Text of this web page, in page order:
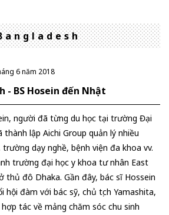
6 năm 2018
- BS Hosein đến Nhật
người đã từng du học tại trường Đại
lập Aichi Group quản lý nhiều
dạy nghề, bệnh viện đa khoa vv.
trường đại học y khoa tư nhân East
thủ đô Dhaka. Gần đây, bác sĩ Hossein
hội đàm với bác sỹ, chủ tịch Yamashita,
tác về mảng chăm sóc chu sinh